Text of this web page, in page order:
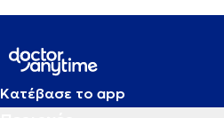
Κατέβασε το app